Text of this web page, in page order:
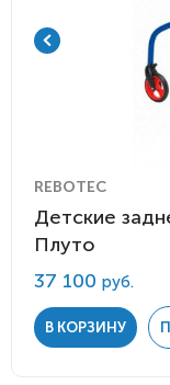
REBOTEC
Детские
Плуто
37 100 руб.
В КОРЗИНУ